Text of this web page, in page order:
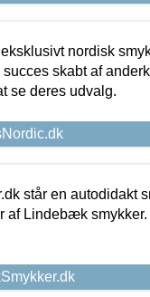
nordisk
skabt af
se deres udvalg.
står en autodidakt
af Lindebæk